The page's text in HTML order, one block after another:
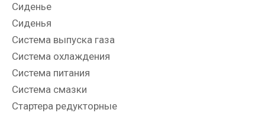
Сиденье
Сиденья
Система выпуска газа
Система охлаждения
Система питания
Система смазки
Стартера редукторные